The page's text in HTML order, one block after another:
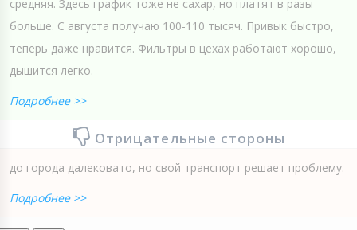
средняя. Здесь график тоже не сахар, но платят в разы
больше. С августа получаю 100-110 тысяч. Привык быстро,
теперь даже нравится. Фильтры в цехах работают хорошо,
дышится легко.
Подробнее >>
Отрицательные стороны
до города далековато, но свой транспорт решает проблему.
Подробнее >>